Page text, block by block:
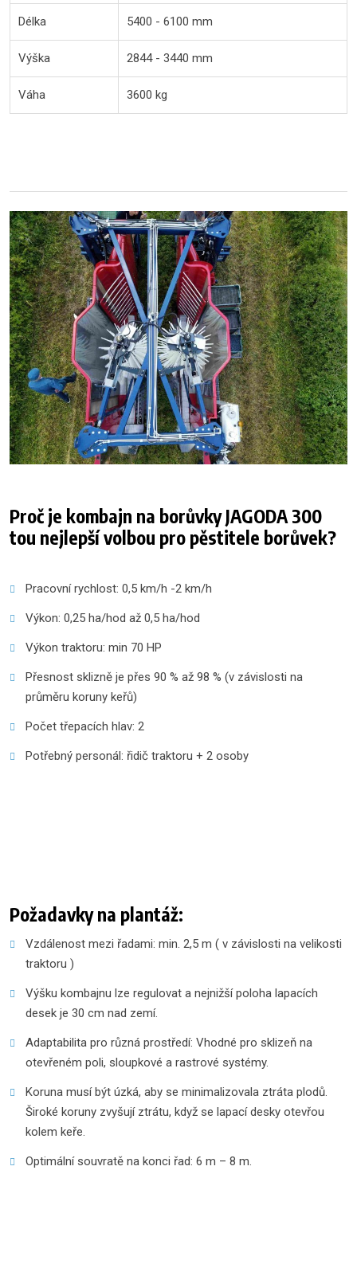
Délka 5400 - 6100 mm
Výška 2844 - 3440 mm
Váha 3600 kg
Proč je kombajn na borůvky JAGODA 300
tou nejlepší volbou pro pěstitele borůvek?
Pracovní rychlost: 0,5 km/h -2 km/h
Výkon: 0,25 ha/hod až 0,5 ha/hod
Výkon traktoru: min 70 HP
Přesnost sklizně je přes 90 % až 98 % (v závislosti na
průměru koruny keřů)
Počet třepacích hlav: 2
Potřebný personál: řidič traktoru + 2 osoby
Požadavky na plantáž:
Vzdálenost mezi řadami: min. 2,5 m ( v závislosti na velikosti
traktoru )
Výšku kombajnu lze regulovat a nejnižší poloha lapacích
desek je 30 cm nad zemí.
Adaptabilita pro různá prostředí: Vhodné pro sklizeň na
otevřeném poli, sloupkové a rastrové systémy.
Koruna musí být úzká, aby se minimalizovala ztráta plodů.
Široké koruny zvyšují ztrátu, když se lapací desky otevřou
kolem keře.
Optimální souvratě na konci řad: 6 m – 8 m.